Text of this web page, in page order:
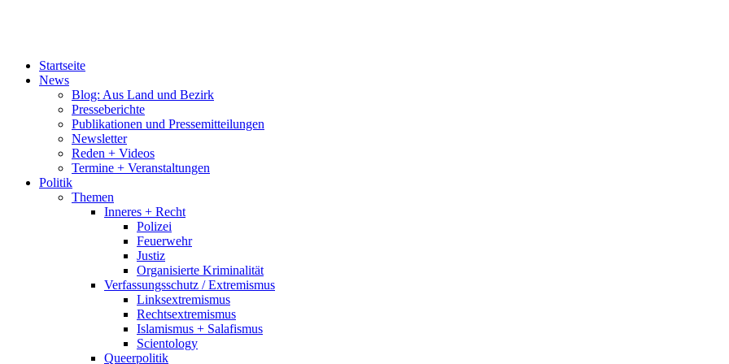
Startseite
News
Blog: Aus Land und Bezirk
Presseberichte
Publikationen und Pressemitteilungen
Newsletter
Reden + Videos
Termine + Veranstaltungen
Politik
Themen
Inneres + Recht
Polizei
Feuerwehr
Justiz
Organisierte Kriminalität
Verfassungsschutz / Extremismus
Linksextremismus
Rechtsextremismus
Islamismus + Salafismus
Scientology
Queerpolitik